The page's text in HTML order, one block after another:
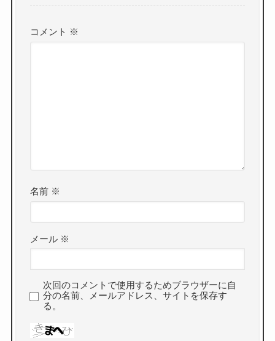
コメント ※
名前 ※
メール ※
次回のコメントで使用するためブラウザーに自
分の名前、メールアドレス、サイトを保存す
る。